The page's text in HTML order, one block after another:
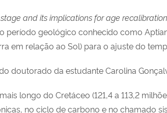
and its implications for age
período geológico conhecido como
em relação ao Sol) para o ajuste do
doutorado da estudante Carolina
longo do Cretáceo (121,4 a 113,2
no ciclo de carbono e no chamado